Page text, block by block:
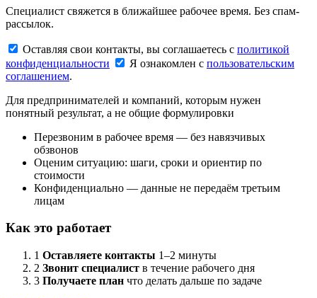
Специалист свяжется в ближайшее рабочее время. Без спам-
рассылок.
Оставляя свои контакты, вы соглашаетесь с политикой
конфиденциальности
Я ознакомлен с пользовательским
соглашением.
Для предпринимателей и компаний, которым нужен
понятный результат, а не общие формулировки
Перезвоним в рабочее время — без навязчивых
обзвонов
Оценим ситуацию: шаги, сроки и ориентир по
стоимости
Конфиденциально — данные не передаём третьим
лицам
Как это работает
1 Оставляете контакты 1–2 минуты
2 Звонит специалист в течение рабочего дня
3 Получаете план что делать дальше по задаче